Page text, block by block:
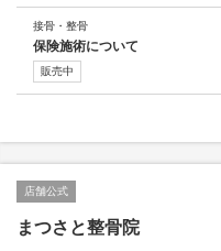
接骨・整骨
保険施術について
販売中
店舗公式
まつさと整骨院